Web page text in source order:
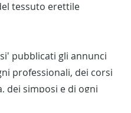
tessuto erettile
pubblicati gli annunci
professionali, dei corsi
dei simposi e di ogni